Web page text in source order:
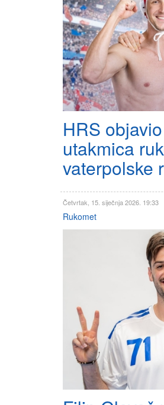
HRS
utakmica
vaterpolske
Četvrtak, 15. siječnja 2026. 19:33
Rukomet